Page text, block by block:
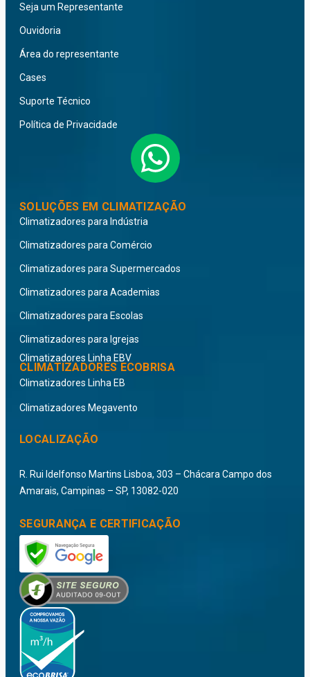
Seja um Representante
Ouvidoria
Área do representante
Cases
Suporte Técnico
Política de Privacidade
CLIMATIZADORES ECOBRISA
Climatizadores Linha EBV
Climatizadores Linha EB
Climatizadores Megavento
SOLUÇÕES EM CLIMATIZAÇÃO
Climatizadores para Indústria
Climatizadores para Comércio
Climatizadores para Supermercados
Climatizadores para Academias
Climatizadores para Escolas
Climatizadores para Igrejas
LOCALIZAÇÃO
R. Rui Idelfonso Martins Lisboa, 303 – Chácara Campo dos
Amarais, Campinas – SP, 13082-020
SEGURANÇA E CERTIFICAÇÃO